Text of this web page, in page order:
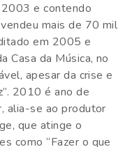
2003 e contendo
mais de 70 mil
em 2005 e
Casa da Música, no
apesar da crise e
2010 é ano de
alia-se ao produtor
que atinge o
como “Fazer o que